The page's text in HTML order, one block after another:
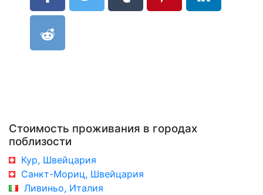
Стоимость проживания в городах
поблизости
Кур, Швейцария
Санкт-Мориц, Швейцария
Ливиньо, Италия